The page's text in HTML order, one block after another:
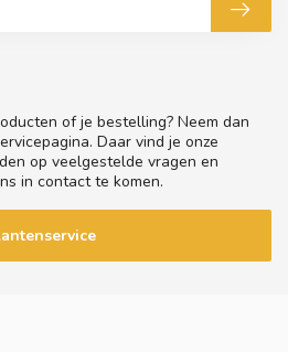
of je bestelling? Neem dan
Daar vind je onze
op veelgestelde vragen en
in contact te komen.